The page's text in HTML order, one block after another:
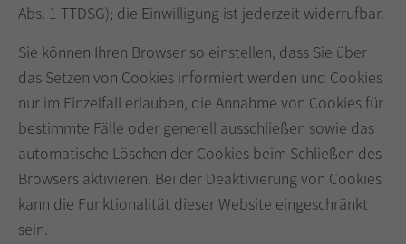
Abs. 1 TTDSG); die Einwilligung ist jederzeit widerrufbar.
Sie können Ihren Browser so einstellen, dass Sie über
das Setzen von Cookies informiert werden und Cookies
nur im Einzelfall erlauben, die Annahme von Cookies für
bestimmte Fälle oder generell ausschließen sowie das
automatische Löschen der Cookies beim Schließen des
Browsers aktivieren. Bei der Deaktivierung von Cookies
kann die Funktionalität dieser Website eingeschränkt
sein.